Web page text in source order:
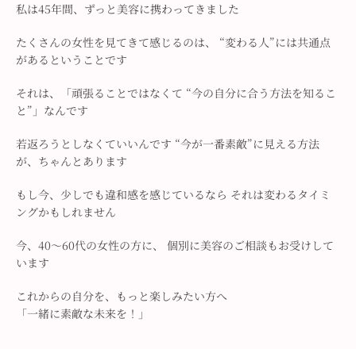
私は45年間、ずっと美容に携わってきました
たくさんの女性を見てきて感じるのは、
“変わる人”には共通点
があるということです
それは、「頑張ることではなくて “今の自分に合う方法を知るこ
と”」なんです
若返ろうとしなくていいんです “今が一番素敵”に見える方法
が、ちゃんとあります
もし今、少しでも違和感を感じているなら それは変わるタイミ
ングかもしれません
今、40〜60代の女性の方に、
個別に美容のご相談もお受けして
います
これからの自分を、もっと楽しみたい方へ
「一緒に素敵な未来を！」